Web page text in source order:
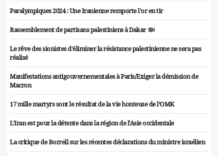
Paralympiques 2024 : Une Iranienne remporte l'or en tir
Rassemblement de partisans palestiniens à Dakar
Le rêve des sionistes d'éliminer la résistance palestinienne ne sera pas
réalisé
Manifestations antigouvernementales à Paris/Exiger la démission de
Macron
17 mille martyrs sont le résultat de la vie honteuse de l’OMK
L'Iran est pour la détente dans la région de l'Asie occidentale
La critique de Borrell sur les récentes déclarations du ministre israélien